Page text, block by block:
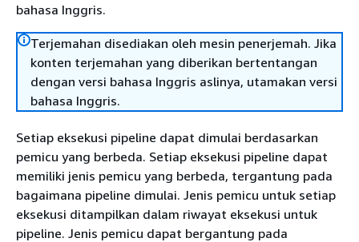
bahasa Inggris.
Terjemahan disediakan oleh mesin penerjemah. Jika
konten terjemahan yang diberikan bertentangan
dengan versi bahasa Inggris aslinya, utamakan versi
bahasa Inggris.
Setiap eksekusi pipeline dapat dimulai berdasarkan
pemicu yang berbeda. Setiap eksekusi pipeline dapat
memiliki jenis pemicu yang berbeda, tergantung pada
bagaimana pipeline dimulai. Jenis pemicu untuk setiap
eksekusi ditampilkan dalam riwayat eksekusi untuk
pipeline. Jenis pemicu dapat bergantung pada